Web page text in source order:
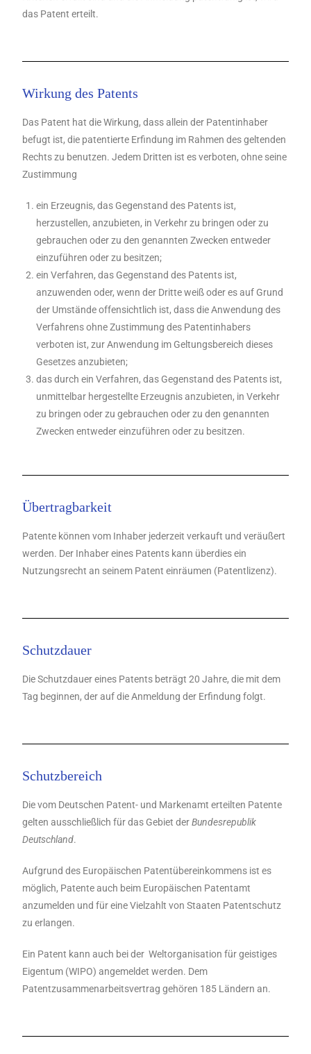
das Patent erteilt.
Wirkung des Patents
Das Patent hat die Wirkung, dass allein der Patentinhaber
befugt ist, die patentierte Erfindung im Rahmen des geltenden
Rechts zu benutzen. Jedem Dritten ist es verboten, ohne seine
Zustimmung
ein Erzeugnis, das Gegenstand des Patents ist,
herzustellen, anzubieten, in Verkehr zu bringen oder zu
gebrauchen oder zu den genannten Zwecken entweder
einzuführen oder zu besitzen;
ein Verfahren, das Gegenstand des Patents ist,
anzuwenden oder, wenn der Dritte weiß oder es auf Grund
der Umstände offensichtlich ist, dass die Anwendung des
Verfahrens ohne Zustimmung des Patentinhabers
verboten ist, zur Anwendung im Geltungsbereich dieses
Gesetzes anzubieten;
das durch ein Verfahren, das Gegenstand des Patents ist,
unmittelbar hergestellte Erzeugnis anzubieten, in Verkehr
zu bringen oder zu gebrauchen oder zu den genannten
Zwecken entweder einzuführen oder zu besitzen.
Übertragbarkeit
Patente können vom Inhaber jederzeit verkauft und veräußert
werden. Der Inhaber eines Patents kann überdies ein
Nutzungsrecht an seinem Patent einräumen (Patentlizenz).
Schutzdauer
Die Schutzdauer eines Patents beträgt 20 Jahre, die mit dem
Tag beginnen, der auf die Anmeldung der Erfindung folgt.
Schutzbereich
Die vom Deutschen Patent- und Markenamt erteilten Patente
gelten ausschließlich für das Gebiet derBundesrepublik
Deutschland.
Aufgrund des Europäischen Patentübereinkommens ist es
möglich, Patente auch beim Europäischen Patentamt
anzumelden und für eine Vielzahlt von Staaten Patentschutz
zu erlangen.
Ein Patent kann auch bei der Weltorganisation für geistiges
Eigentum (WIPO) angemeldet werden. Dem
Patentzusammenarbeitsvertrag gehören 185 Ländern an.